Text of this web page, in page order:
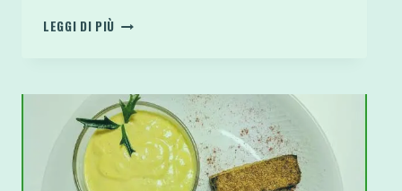
LEGGI DI PIÙ MAIONESE
LUPINI
VEGAN
PROTEICA
SENZA
GLUTINE